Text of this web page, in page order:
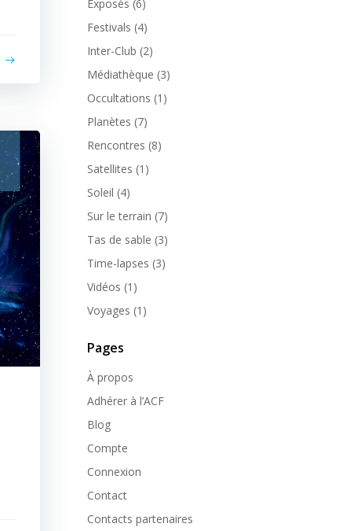
Exposés (6)
Festivals (4)
Inter-Club (2)
Médiathèque (3)
Occultations (1)
Planètes (7)
Rencontres (8)
Satellites (1)
Soleil (4)
Sur le terrain (7)
Tas de sable (3)
Time-lapses (3)
Vidéos (1)
Voyages (1)
Pages
À propos
Adhérer à l’ACF
Blog
Compte
Connexion
Contact
Contacts partenaires